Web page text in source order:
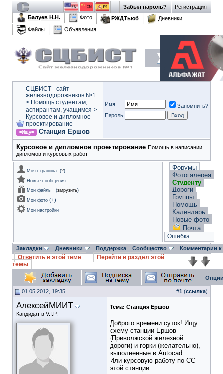
Регистрация
Забыл пароль?
Балуев Н.Н.
Фото РЖДТьюб
Дневники
Файлы
Объявления
СЦБИСТ - сайт
железнодорожников №1
> Помощь студентам,
аспирантам, учащимся >
Курсовое и дипломное
проектирование
=Ищу= Станция Ершов
Имя
Запомнить?
Пароль
Курсовое и дипломное проектирование Помощь в написании
дипломов и курсовых работ
Моя страница (?)
Новые сообщения
Мои файлы
(загрузить)
Мои фото (+)
Мои настройки
Форумы
Фотогалерея
Студенту
Дороги
Группы
Помощь
Календарь
Новые фото
Почта
Ошибка
Закладки Дневники Поддержка Сообщество Комментарии
Ответить в этой теме
Перейти в раздел этой
темы
01.05.2012, 19:35 #1 (ссылка)
АлексейМИИТ
Кандидат в V.I.P.
Тема: Станция Ершов
Доброго времени суток! Ищу
схему станции Ершов
(Приволжской железной
дороги) и горки (желательно),
выполненные в Autocad.
Или курсовую работу по СС
этой станции.